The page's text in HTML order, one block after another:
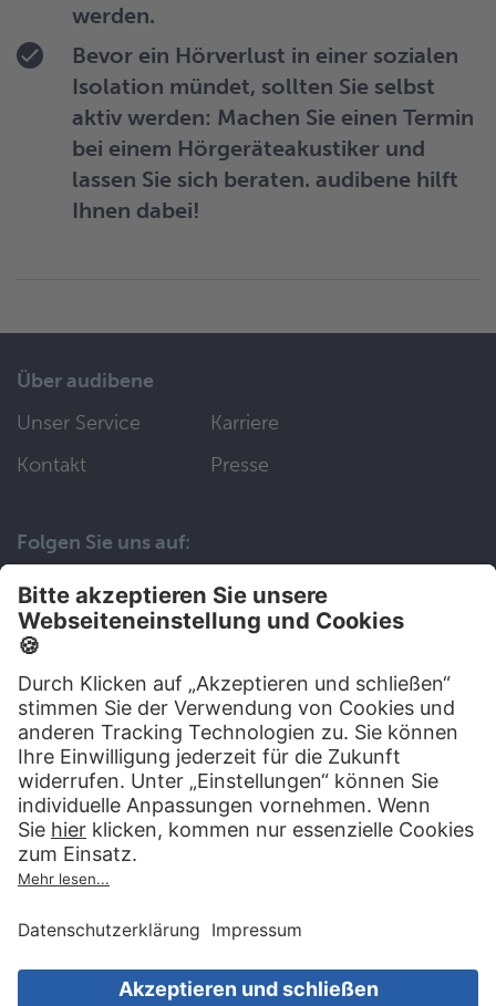
werden.
Bevor ein Hörverlust in einer sozialen
Isolation mündet, sollten Sie selbst
aktiv werden: Machen Sie einen Termin
bei einem Hörgeräteakustiker und
lassen Sie sich beraten. audibene hilft
Ihnen dabei!
Über audibene
Unser Service
Karriere
Kontakt
Presse
Folgen Sie uns auf:
Wir helfen Ihnen gerne weiter
030 83 79 99 97
Top Artikel
Artikel auswählen